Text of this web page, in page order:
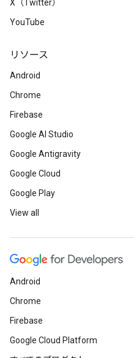
X（Twitter）
YouTube
リソース
Android
Chrome
Firebase
Google AI Studio
Google Antigravity
Google Cloud
Google Play
View all
Android
Chrome
Firebase
Google Cloud Platform